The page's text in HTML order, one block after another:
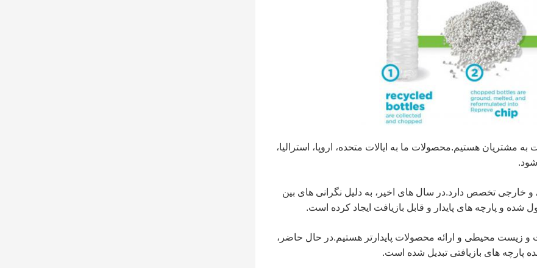
به مشتریان هستیم.محصولات ما به ایالات متحده، اروپا، استرالیا،
خارجی تخصص دارد.در سال های اخیر، به دلیل نگرانی های بین
و پارچه های پایدار و قابل بازیافت ایجاد کرده است.
و زیست محیطی و ارائه محصولات پایدارتر هستیم.در حال حاضر،